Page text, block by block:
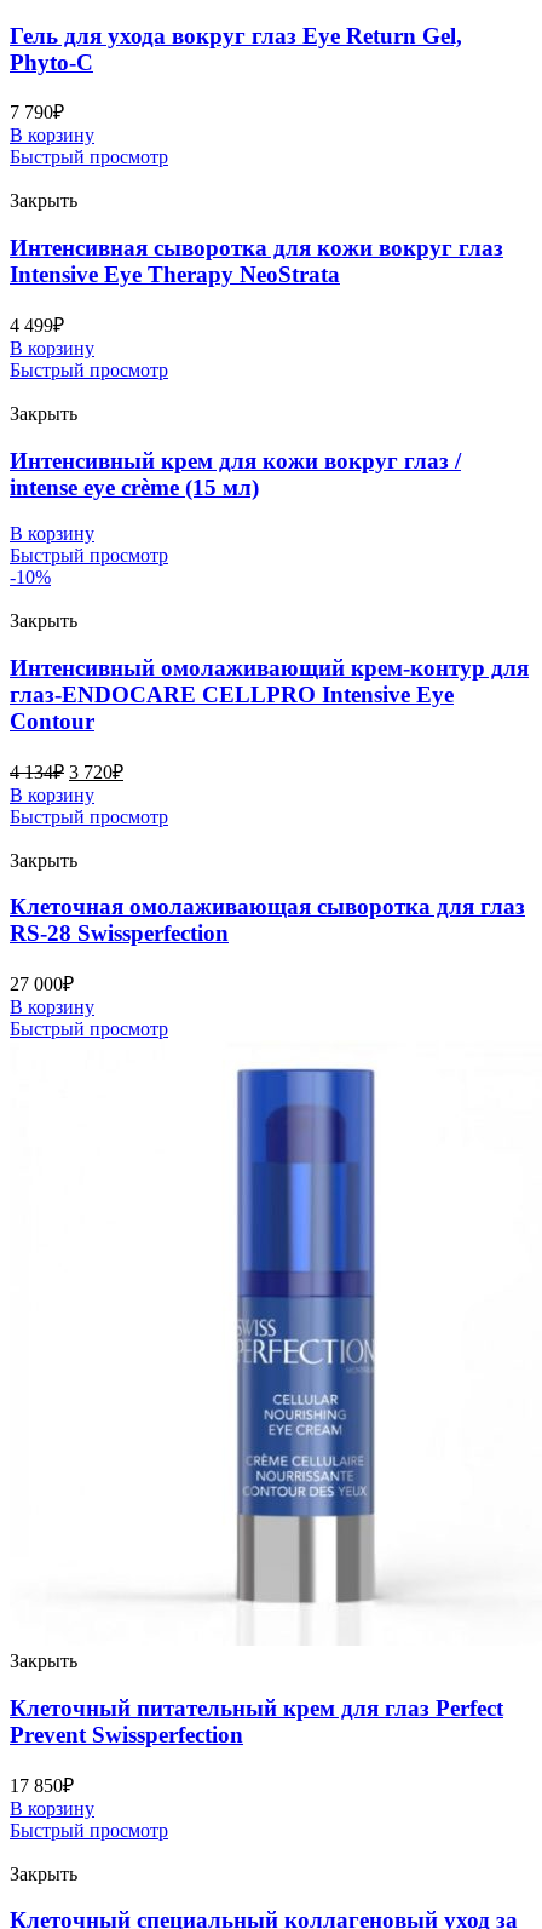
Гель для ухода вокруг глаз Eye Return Gel,
Phyto-C
7 790₽
В корзину
Быстрый просмотр
Закрыть
Интенсивная сыворотка для кожи вокруг глаз
Intensive Eye Therapy NeoStrata
4 499₽
В корзину
Быстрый просмотр
Закрыть
Интенсивный крем для кожи вокруг глаз /
intense eye crème (15 мл)
В корзину
Быстрый просмотр
-10%
Закрыть
Интенсивный омолаживающий крем-контур для
глаз-ENDOCARE CELLPRO Intensive Eye
Contour
4 134₽ 3 720₽
В корзину
Быстрый просмотр
Закрыть
Клеточная омолаживающая сыворотка для глаз
RS-28 Swissperfection
27 000₽
В корзину
Быстрый просмотр
Закрыть
Клеточный питательный крем для глаз Perfect
Prevent Swissperfection
17 850₽
В корзину
Быстрый просмотр
Закрыть
Клеточный специальный коллагеновый уход за